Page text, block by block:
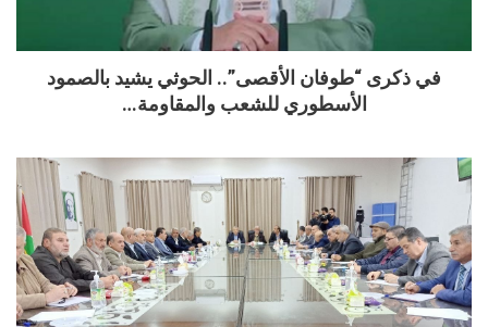
في ذكرى “طوفان الأقصى”.. الحوثي يشيد بالصمود
الأسطوري للشعب والمقاومة…